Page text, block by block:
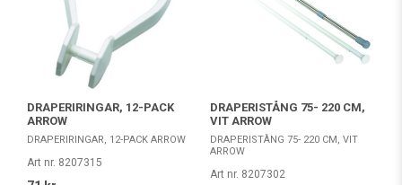
DRAPERIRINGAR, 12-PACK
ARROW
DRAPERIRINGAR, 12-PACK ARROW
Art nr. 8207315
DRAPERISTÅNG 75- 220 CM,
VIT ARROW
DRAPERISTÅNG 75- 220 CM, VIT
ARROW
Art nr. 8207302